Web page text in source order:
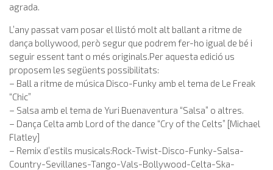
agrada.
L’any passat vam posar el llistó molt alt ballant a ritme de
dança bollywood, però segur que podrem fer-ho igual de bé i
seguir essent tant o més originals.Per aquesta edició us
proposem les següents possibilitats:
– Ball a ritme de música Disco-Funky amb el tema de Le Freak
“Chic”
– Salsa amb el tema de Yuri Buenaventura “Salsa” o altres.
– Dança Celta amb Lord of the dance “Cry of the Celts” [Michael
Flatley]
– Remix d’estils musicals:Rock-Twist-Disco-Funky-Salsa-
Country-Sevillanes-Tango-Vals-Bollywood-Celta-Ska-